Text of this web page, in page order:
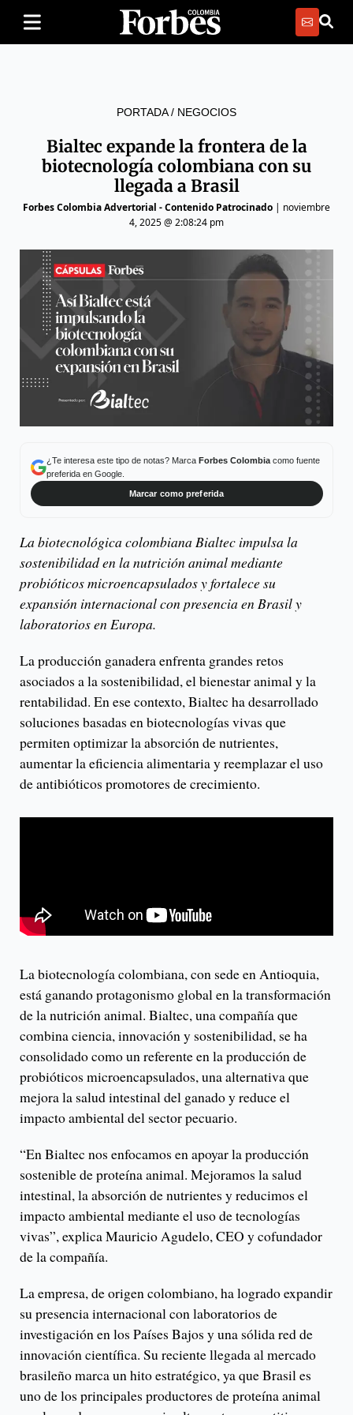
PORTADA/ NEGOCIOS
Bialtec expande la frontera de la
biotecnología colombiana con su
llegada a Brasil
Forbes Colombia Advertorial - Contenido Patrocinado | noviembre
4, 2025 @ 2:08:24 pm
¿Te interesa este tipo de notas? Marca Forbes Colombiacomo fuente
preferida en Google.
Marcar como preferida
La biotecnológica colombiana Bialtec impulsa la
sostenibilidad en la nutrición animal mediante
probióticos microencapsulados y fortalece su
expansión internacional con presencia en Brasil y
laboratorios en Europa.
La producción ganadera enfrenta grandes retos
asociados a la sostenibilidad, el bienestar animal y la
rentabilidad. En ese contexto, Bialtec ha desarrollado
soluciones basadas en biotecnologías vivas que
permiten optimizar la absorción de nutrientes,
aumentar la eficiencia alimentaria y reemplazar el uso
de antibióticos promotores de crecimiento.
La biotecnología colombiana, con sede en Antioquia,
está ganando protagonismo global en la transformación
de la nutrición animal. Bialtec, una compañía que
combina ciencia, innovación y sostenibilidad, se ha
consolidado como un referente en la producción de
probióticos microencapsulados, una alternativa que
mejora la salud intestinal del ganado y reduce el
impacto ambiental del sector pecuario.
“En Bialtec nos enfocamos en apoyar la producción
sostenible de proteína animal. Mejoramos la salud
intestinal, la absorción de nutrientes y reducimos el
impacto ambiental mediante el uso de tecnologías
vivas”, explica Mauricio Agudelo, CEO y cofundador
de la compañía.
La empresa, de origen colombiano, ha logrado expandir
su presencia internacional con laboratorios de
investigación en los Países Bajos y una sólida red de
innovación científica. Su reciente llegada al mercado
brasileño marca un hito estratégico, ya que Brasil es
uno de los principales productores de proteína animal